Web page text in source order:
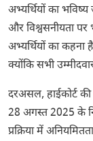
अभ्यर्थियों का भविष्य
और विश्वसनीयता
अभ्यर्थियों का कहना
क्योंकि सभी
दरअसल, हाईकोर्ट
28 अगस्त 2025 के
प्रक्रिया में